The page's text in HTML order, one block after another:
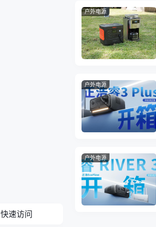
快速访问
户外电源
户外电源
户外电源